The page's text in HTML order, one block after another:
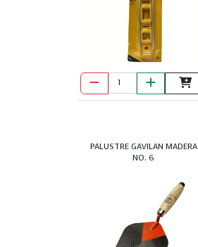
PALUSTRE GAVILAN MADERA
NO. 6